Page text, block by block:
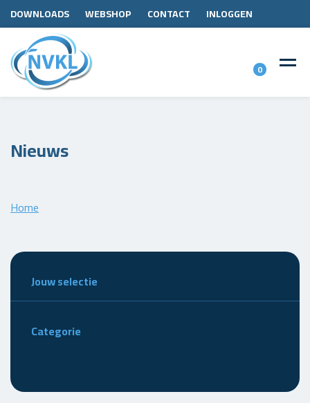
DOWNLOADS WEBSHOP CONTACT INLOGGEN
0
Nieuws
Home
Jouw selectie
Categorie